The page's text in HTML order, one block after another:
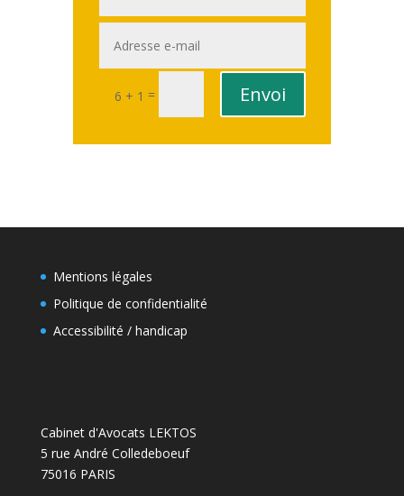
6 + 1 = Envoi
Mentions légales
Politique de confidentialité
Accessibilité / handicap
Cabinet d'Avocats LEKTOS
5 rue André Colledeboeuf
75016 PARIS